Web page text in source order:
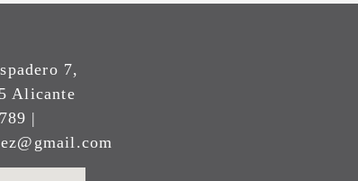
7,
Alicante
|